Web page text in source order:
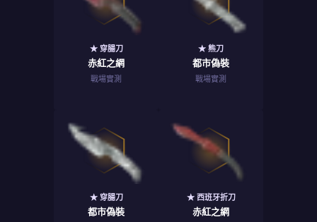
★ 穿腸刀
赤紅之網
戰場實測
★ 熊刀
都市偽裝
戰場實測
★ 穿腸刀
都市偽裝
★ 西班牙折刀
赤紅之網